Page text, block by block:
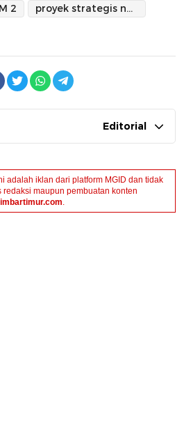
2
proyek strategis nasional
Editorial
adalah iklan dari platform MGID dan tidak
redaksi maupun pembuatan konten